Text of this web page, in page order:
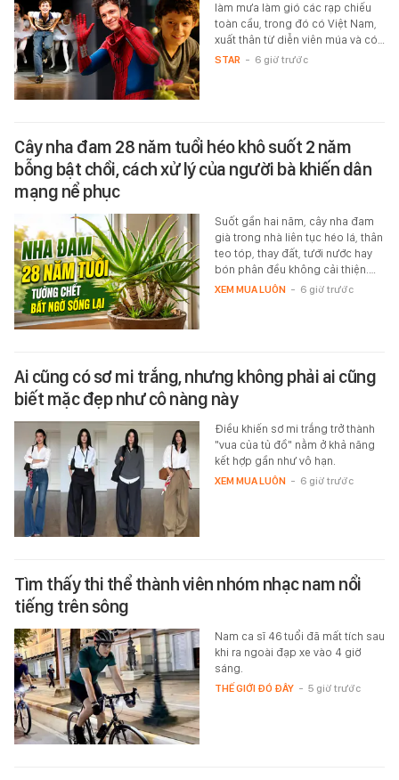
làm mưa làm gió các rạp chiếu
toàn cầu, trong đó có Việt Nam,
xuất thân từ diễn viên múa và có…
STAR - 6 giờ trước
Cây nha đam 28 năm tuổi héo khô suốt 2 năm
bỗng bật chồi, cách xử lý của người bà khiến dân
mạng nể phục
Suốt gần hai năm, cây nha đam
già trong nhà liên tục héo lá, thân
teo tóp, thay đất, tưới nước hay
bón phân đều không cải thiện.…
XEM MUA LUÔN - 6 giờ trước
Ai cũng có sơ mi trắng, nhưng không phải ai cũng
biết mặc đẹp như cô nàng này
Điều khiến sơ mi trắng trở thành
"vua của tủ đồ" nằm ở khả năng
kết hợp gần như vô hạn.
XEM MUA LUÔN - 6 giờ trước
Tìm thấy thi thể thành viên nhóm nhạc nam nổi
tiếng trên sông
Nam ca sĩ 46 tuổi đã mất tích sau
khi ra ngoài đạp xe vào 4 giờ
sáng.
THẾ GIỚI ĐÓ ĐÂY - 5 giờ trước